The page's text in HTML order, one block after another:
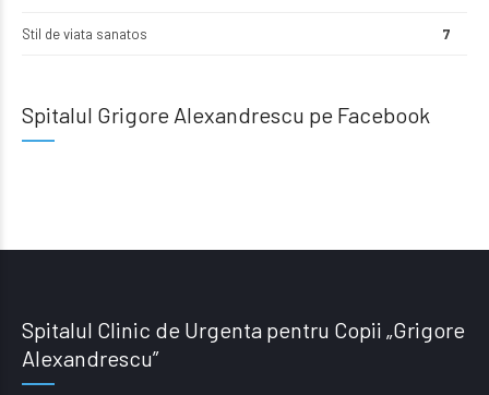
Stil de viata sanatos 7
Spitalul Grigore Alexandrescu pe Facebook
Spitalul Clinic de Urgenta pentru Copii „Grigore
Alexandrescu”